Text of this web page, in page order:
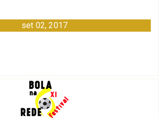
set 02, 2017